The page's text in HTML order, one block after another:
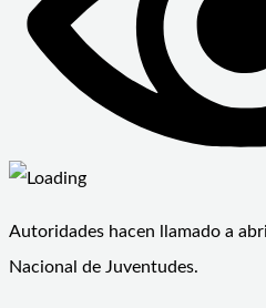
Autoridades hacen llamado a
Nacional de Juventudes.